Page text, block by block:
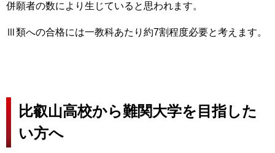
併願者の数により生じていると思われます。
Ⅲ類への合格には一教科あたり約7割程度必要と考えます。
比叡山高校から難関大学を目指した
い方へ